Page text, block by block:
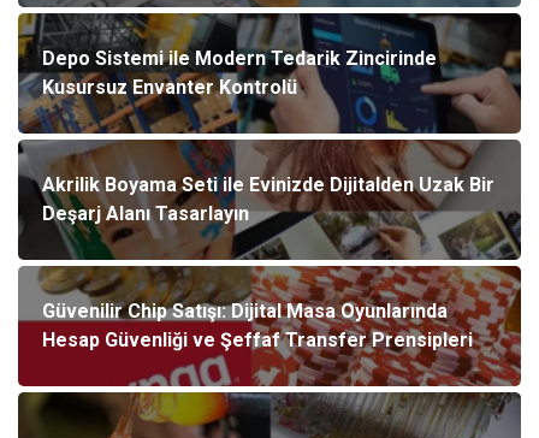
Depo Sistemi ile Modern Tedarik Zincirinde
Kusursuz Envanter Kontrolü
Akrilik Boyama Seti ile Evinizde Dijitalden Uzak Bir
Deşarj Alanı Tasarlayın
Güvenilir Chip Satışı: Dijital Masa Oyunlarında
Hesap Güvenliği ve Şeffaf Transfer Prensipleri